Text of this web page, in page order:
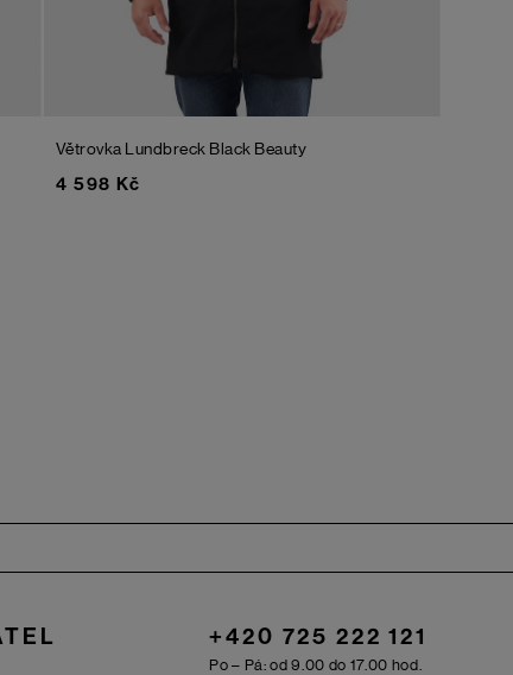
Větrovka Lundbreck Black Beauty
4 598 Kč
+420 725 222 121
Po – Pá: od 9.00 do 17.00 hod.